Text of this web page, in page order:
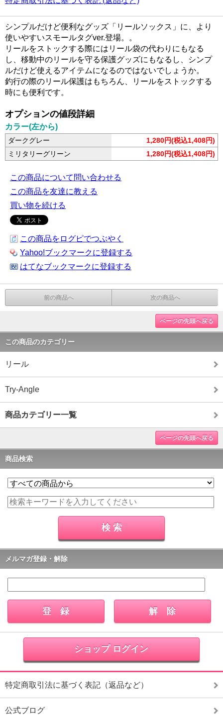
シンプルだけど便利なグッズ「リールソックス」に、より
使いやすいスモールタグver.登場。。
リールをストックする際にはリール袋の代わりにもなる
し、移動中のリールを守る保護グッズにもなるし、シンプ
ルだけど使えるアイテムになるのではないでしょうか。
釣行の際のリール保護はもちろん、リールをストックする
時にも便利です。
オプションの値段詳細
カラー(左から)
ダークグレー
1,280円(税込1,408円)
ミリタリーグリーン
1,280円(税込1,408円)
この商品について問い合わせる
この商品を友達に教える
買い物を続ける
この商品をログピでつぶやく
Yahoo!ブックマークに登録する
はてなブックマークに登録する
前の商品へ 次の商品へ
ページの先頭へ戻る
この商品のカテゴリー
リール
Try-Angle
商品カテゴリー一覧
ページの先頭へ戻る
商品検索
メルマガ登録・解除
ショップ ログイン
特定商取引法に基づく表記（返品など）
公式ブログ